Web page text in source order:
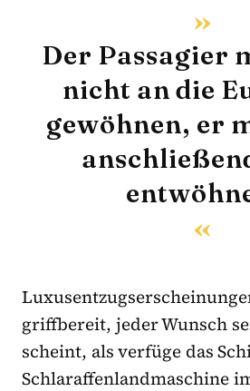
Der Passagier
nicht an die
gewöhnen, er
griffbereit, jeder Wunsch
scheint, als verfüge das
Schlaraffenlandmaschine